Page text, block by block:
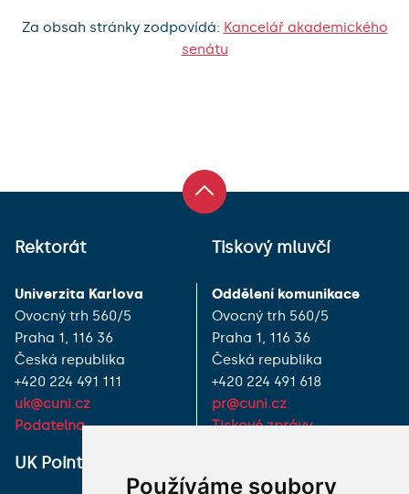
Používáme soubory
Za obsah stránky zodpovídá: Kancelář akademického
senátu
Rektorát
Univerzita Karlova
Ovocný trh 560/5
Praha 1, 116 36
Česká republika
+420 224 491 111
uk@cuni.cz
Podatelna
Tiskový mluvčí
Oddělení komunikace
Ovocný trh 560/5
Praha 1, 116 36
Česká republika
+420 224 491 618
pr@cuni.cz
Tiskové zprávy
UK Point